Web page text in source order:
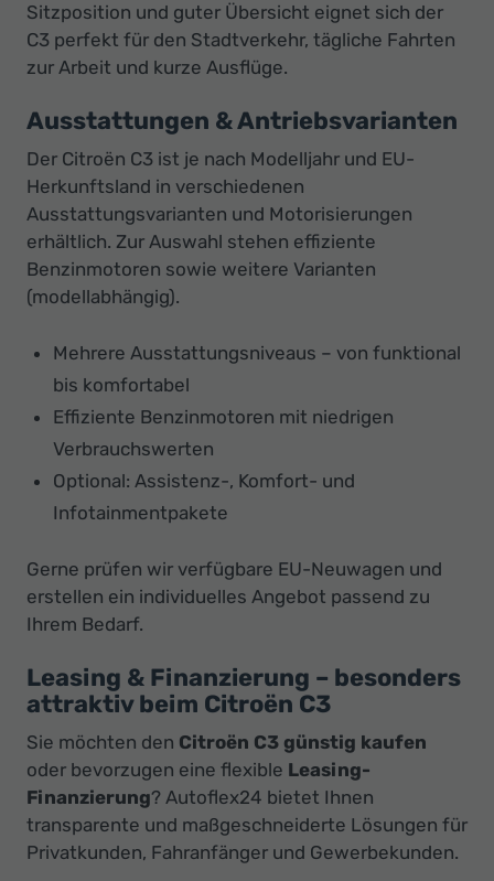
Sitzposition und guter Übersicht eignet sich der
C3 perfekt für den Stadtverkehr, tägliche Fahrten
zur Arbeit und kurze Ausflüge.
Ausstattungen & Antriebsvarianten
Der Citroën C3 ist je nach Modelljahr und EU-
Herkunftsland in verschiedenen
Ausstattungsvarianten und Motorisierungen
erhältlich. Zur Auswahl stehen effiziente
Benzinmotoren sowie weitere Varianten
(modellabhängig).
Mehrere Ausstattungsniveaus – von funktional
bis komfortabel
Effiziente Benzinmotoren mit niedrigen
Verbrauchswerten
Optional: Assistenz-, Komfort- und
Infotainmentpakete
Gerne prüfen wir verfügbare EU-Neuwagen und
erstellen ein individuelles Angebot passend zu
Ihrem Bedarf.
Leasing & Finanzierung – besonders
attraktiv beim Citroën C3
Sie möchten den Citroën C3 günstig kaufen
oder bevorzugen eine flexible Leasing-
Finanzierung? Autoflex24 bietet Ihnen
transparente und maßgeschneiderte Lösungen für
Privatkunden, Fahranfänger und Gewerbekunden.